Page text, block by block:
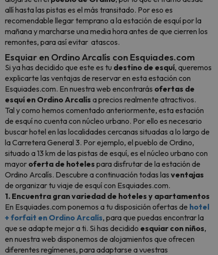
allí hasta las pistas es el más transitado. Por eso es
recomendable llegar temprano a la estación de esquí por la
mañana y marcharse una media hora antes de que cierren los
remontes, para así evitar atascos.
Esquiar en Ordino Arcalís con Esquiades.com
Si ya has decidido que este es tu destino de esquí, queremos
explicarte las ventajas de reservar en esta estación con
Esquiades.com. En nuestra web encontrarás ofertas de
esquí en OrdinoArcalís a precios realmente atractivos.
Tal y como hemos comentado anteriormente, esta estación
de esquí no cuenta con núcleo urbano. Por ello es necesario
buscar hotel en las localidades cercanas situadas a lo largo de
la Carretera General 3. Por ejemplo, el pueblo de Ordino,
situado a 13 km de las pistas de esquí, es el núcleo urbano con
mayor oferta de hoteles para disfrutar de la estación de
Ordino Arcalís. Descubre a continuación todas las ventajas
de organizar tu viaje de esquí con Esquiades.com.
1. Encuentra gran variedad de hoteles y apartamentos
En Esquiades.com ponemos a tu disposición ofertas de hotel
+ forfait en OrdinoArcalís, para que puedas encontrar la
que se adapte mejor a ti. Si has decidido esquiar con niños,
en nuestra web disponemos de alojamientos que ofrecen
diferentes regímenes, para adaptarse a vuestras